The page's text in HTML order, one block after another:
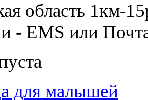
область 1км-
- EMS или
для малышей